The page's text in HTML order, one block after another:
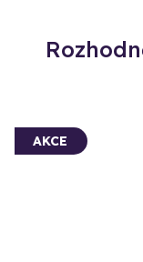
AKCE